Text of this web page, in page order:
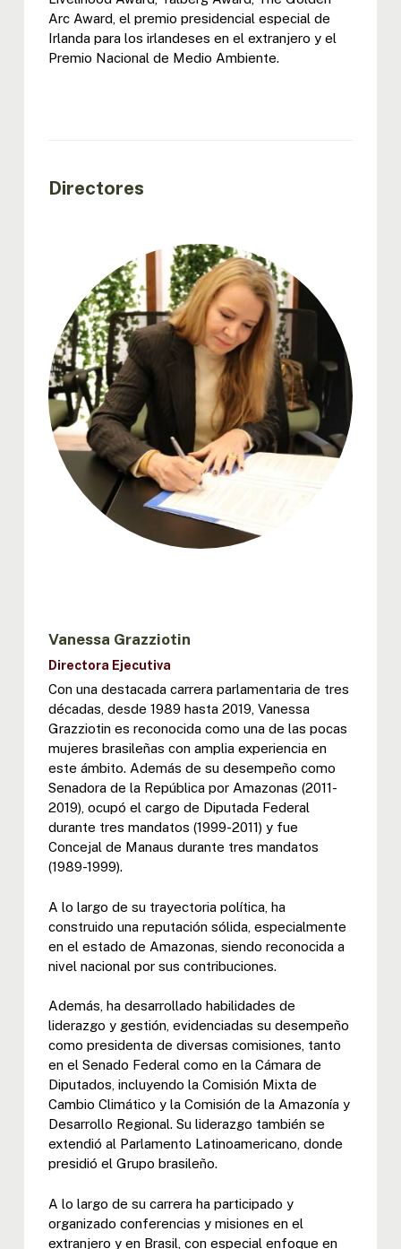
Arc Award, el premio presidencial especial de
Irlanda para los irlandeses en el extranjero y el
Premio Nacional de Medio Ambiente.
Directores
Vanessa Grazziotin
Directora Ejecutiva
Con una destacada carrera parlamentaria de tres
décadas, desde 1989 hasta 2019, Vanessa
Grazziotin es reconocida como una de las pocas
mujeres brasileñas con amplia experiencia en
este ámbito. Además de su desempeño como
Senadora de la República por Amazonas (2011-
2019), ocupó el cargo de Diputada Federal
durante tres mandatos (1999-2011) y fue
Concejal de Manaus durante tres mandatos
(1989-1999).
A lo largo de su trayectoria política, ha
construido una reputación sólida, especialmente
en el estado de Amazonas, siendo reconocida a
nivel nacional por sus contribuciones.
Además, ha desarrollado habilidades de
liderazgo y gestión, evidenciadas su desempeño
como presidenta de diversas comisiones, tanto
en el Senado Federal como en la Cámara de
Diputados, incluyendo la Comisión Mixta de
Cambio Climático y la Comisión de la Amazonía y
Desarrollo Regional. Su liderazgo también se
extendió al Parlamento Latinoamericano, donde
presidió el Grupo brasileño.
A lo largo de su carrera ha participado y
organizado conferencias y misiones en el
extranjero y en Brasil, con especial enfoque en